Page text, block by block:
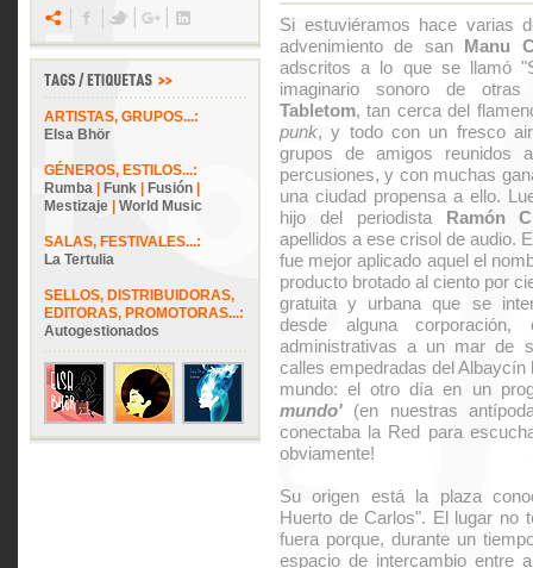
ARTISTAS, GRUPOS...:
Elsa Bhör
GÉNEROS, ESTILOS...:
Rumba
Funk Fusión
Mestizaje
World Music
SALAS, FESTIVALES...:
La Tertulia
SELLOS, DISTRIBUIDORAS,
EDITORAS, PROMOTORAS...:
Autogestionados
Si estuviéramos hace varias
advenimiento de san Manu
adscritos a lo que se llamó
imaginario sonoro de
Tabletom, tan cerca del
punk, y todo con un fresco
grupos de amigos reunidos
percusiones, y con muchas
una ciudad propensa a ello.
hijo del periodista Ramón
apellidos a ese crisol de audio.
fue mejor aplicado aquel el
producto brotado al ciento por
gratuita y urbana que se
desde alguna
administrativas a un mar de
calles empedradas del Albaycín
mundo: el otro día en un
mundo' (en nuestras
conectaba la Red para
obviamente!
Su origen está la plaza
Huerto de Carlos". El lugar no
fuera porque, durante un
espacio de intercambio entre